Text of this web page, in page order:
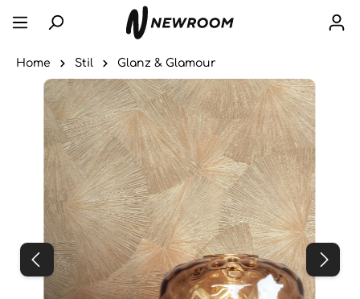
Home Stil Glanz & Glamour